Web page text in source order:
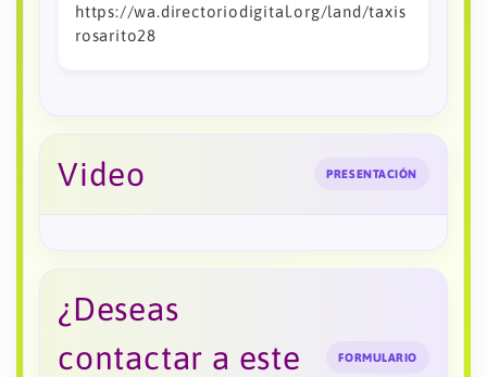
https://wa.directoriodigital.org/land/taxis
rosarito28
Video PRESENTACIÓN
¿Deseas
contactar a este
FORMULARIO